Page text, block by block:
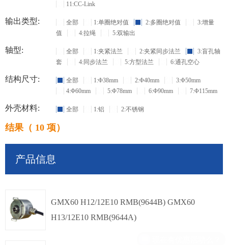
11:CC-Link
输出类型: 全部 1:单圈绝对值 2:多圈绝对值
3:增量
值
4:拉绳 5:双输出
轴型: 全部 1:夹紧法兰 2:夹紧同步法兰
3:盲孔轴
套
4:同步法兰 5:方型法兰 6:通孔空心
结构尺寸: 全部 1:Φ38mm 2:Φ40mm
3:Φ50mm
4:Φ60mm
5:Φ78mm 6:Φ90mm 7:Φ115mm
外壳材料: 全部 1:铝 2:不锈钢
结果（ 10 项）
产品信息
GMX60 H12/12E10 RMB(9644B) GMX60
H13/12E10 RMB(9644A)